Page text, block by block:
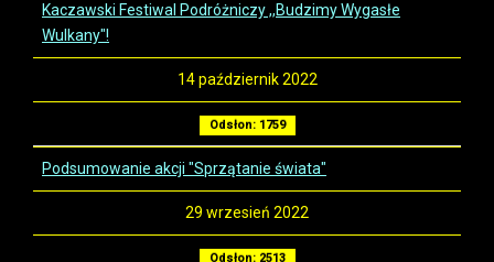
Kaczawski Festiwal Podróżniczy ,,Budzimy Wygasłe
Wulkany"!
14 październik 2022
Odsłon: 1759
Podsumowanie akcji "Sprzątanie świata"
29 wrzesień 2022
Odsłon: 2513